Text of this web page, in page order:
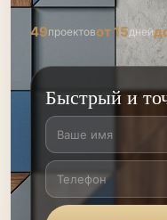
49проектовот 15дней
Быстрый и